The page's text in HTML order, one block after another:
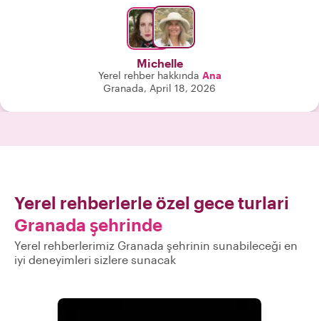
Michelle
Yerel rehber hakkında Ana
Granada, April 18, 2026
Yerel rehberlerle özel gece turlari
Granada şehrinde
Yerel rehberlerimiz Granada şehrinin sunabileceği en
iyi deneyimleri sizlere sunacak